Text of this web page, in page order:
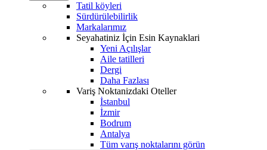
Tatil köyleri
Sürdürülebilirlik
Markalarımız
Seyahatiniz İçin Esin Kaynaklari
Yeni Açılışlar
Aile tatilleri
Dergi
Daha Fazlası
Variş Noktanizdaki Oteller
İstanbul
İzmir
Bodrum
Antalya
Tüm varış noktalarını görün